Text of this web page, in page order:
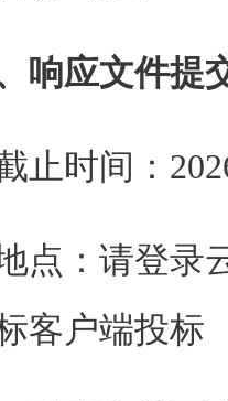
响应文件提
止时间：
点： 请登录
客户端投标